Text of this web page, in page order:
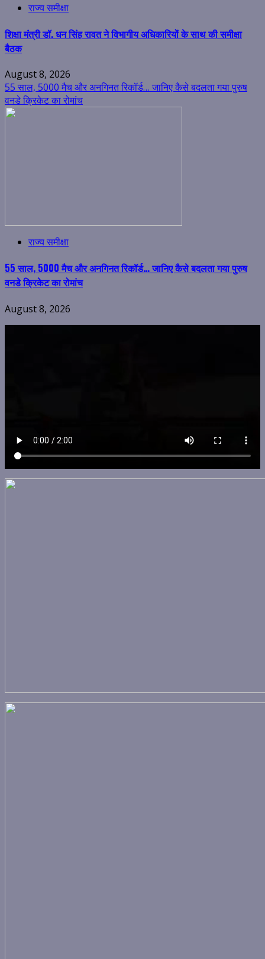
राज्य समीक्षा
शिक्षा मंत्री डॉ. धन सिंह रावत ने विभागीय अधिकारियों के साथ की समीक्षा
बैठक
August 8, 2026
55 साल, 5000 मैच और अनगिनत रिकॉर्ड… जानिए कैसे बदलता गया पुरुष
वनडे क्रिकेट का रोमांच
राज्य समीक्षा
55 साल, 5000 मैच और अनगिनत रिकॉर्ड… जानिए कैसे बदलता गया पुरुष
वनडे क्रिकेट का रोमांच
August 8, 2026